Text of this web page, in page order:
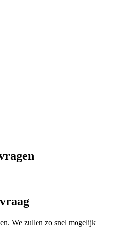
We zullen zo snel mogelijk